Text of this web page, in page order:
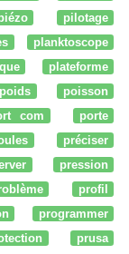
pilotage
planktoscope
plateforme
poids
poisson
com
porte
préciser
pression
profil
programmer
prusa